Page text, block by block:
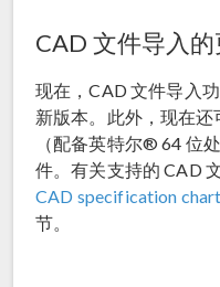
CAD 文件导入
现在，CAD 文件导入
新版本。此外，现在还
（配备英特尔® 64 位
件。有关支持的 CAD
CAD specification chart
节。